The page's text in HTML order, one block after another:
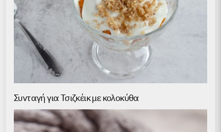
Συνταγή για Τσιζκέικ με κολοκύθα